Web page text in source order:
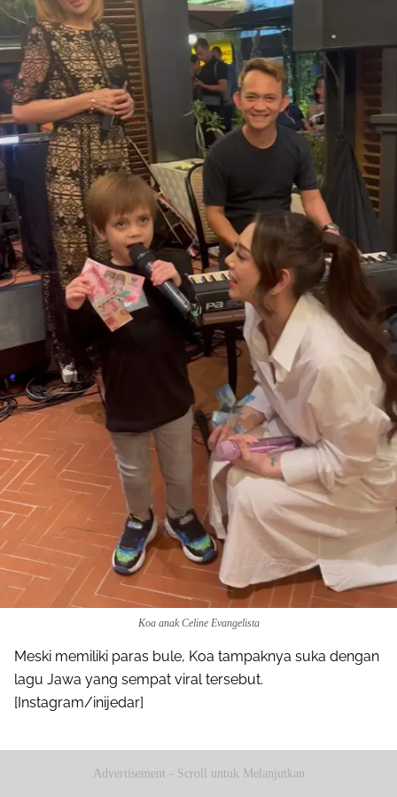
Koa anak Celine Evangelista
Meski memiliki paras bule, Koa tampaknya suka dengan
lagu Jawa yang sempat viral tersebut.
[Instagram/inijedar]
Advertisement - Scroll untuk Melanjutkan